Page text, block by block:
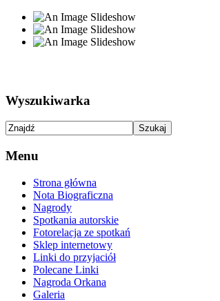
Wyszukiwarka
Menu
Strona główna
Nota Biograficzna
Nagrody
Spotkania autorskie
Fotorelacja ze spotkań
Sklep internetowy
Linki do przyjaciół
Polecane Linki
Nagroda Orkana
Galeria